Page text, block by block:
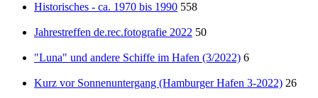
Historisches - ca. 1970 bis 1990 558
Jahrestreffen de.rec.fotografie 2022 50
"Luna" und andere Schiffe im Hafen (3/2022) 6
Kurz vor Sonnenuntergang (Hamburger Hafen 3-2022) 26